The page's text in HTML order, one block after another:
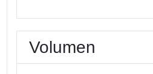
Volumen